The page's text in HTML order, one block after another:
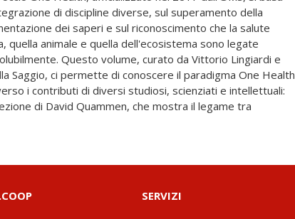
di discipline diverse, sul superamento della
dei saperi e sul riconoscimento che la salute
quella animale e quella dell'ecosistema sono legate
Questo volume, curato da Vittorio Lingiardi e
Saggio, ci permette di conoscere il paradigma One Health
i contributi di diversi studiosi, scienziati e intellettuali:
di David Quammen, che mostra il legame tra
a trasformare l'economia, l'impresa e la finanza in agenti
di valore. "One Health" ci invita ad abbracciare la
del mondo, a trasformare ogni gesto in cura, a
attivamente alla costruzione di un mondo più equo e
perché la Terra chiede aiuto e noi forse siamo ancora
SERVIZI